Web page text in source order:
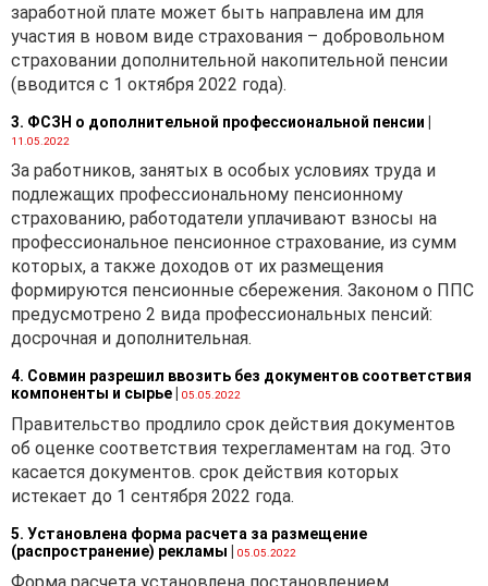
заработной плате может быть направлена им для
участия в новом виде страхования – добровольном
страховании дополнительной накопительной пенсии
(вводится с 1 октября 2022 года).
3. ФСЗН о дополнительной профессиональной пенсии |
11.05.2022
За работников, занятых в особых условиях труда и
подлежащих профессиональному пенсионному
страхованию, работодатели уплачивают взносы на
профессиональное пенсионное страхование, из сумм
которых, а также доходов от их размещения
формируются пенсионные сбережения. Законом о ППС
предусмотрено 2 вида профессиональных пенсий:
досрочная и дополнительная.
4. Совмин разрешил ввозить без документов соответствия
компоненты и сырье| 05.05.2022
Правительство продлило срок действия документов
об оценке соответствия техрегламентам на год. Это
касается документов. срок действия которых
истекает до 1 сентября 2022 года.
5. Установлена форма расчета за размещение
(распространение) рекламы | 05.05.2022
Форма расчета установлена постановлением